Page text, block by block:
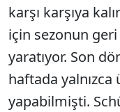
karşı karşıya
için sezonun geri
yaratıyor. Son
haftada
yapabilmişti.